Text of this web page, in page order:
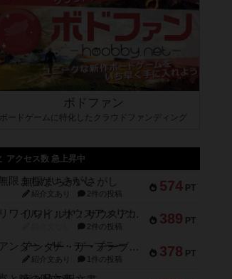
ボドファン
ボードゲームに特化したクラウドファンディング
アクセス数 急上昇中
574 PT
無限まちがいさがし
紹介文あり 2件の投稿
389 PT
リワイルド：サウスアメリカ
2件の投稿
378 PT
アンダー・ザ・テーブラー
紹介文あり 1件の投稿